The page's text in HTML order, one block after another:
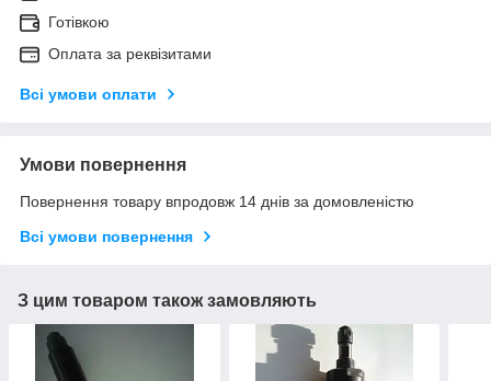
Готівкою
Оплата за реквізитами
Всі умови оплати
Умови повернення
Повернення товару впродовж 14 днів за домовленістю
Всі умови повернення
З цим товаром також замовляють